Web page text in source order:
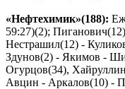
«Нефтехимик»(188):
59:27)(2);
Нестрашил(12) -
Здунов(2) - Якимов -
Огурцов(34),
Авцин - Аркалов(10) -